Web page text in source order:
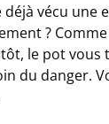
vécu une
?
le pot vous
du danger.